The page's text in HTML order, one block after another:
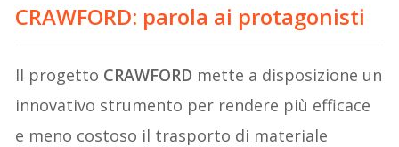
CRAWFORD: parola ai protagonisti
Il progetto CRAWFORD mette a disposizione un
innovativo strumento per rendere più efficace
e meno costoso il trasporto di materiale